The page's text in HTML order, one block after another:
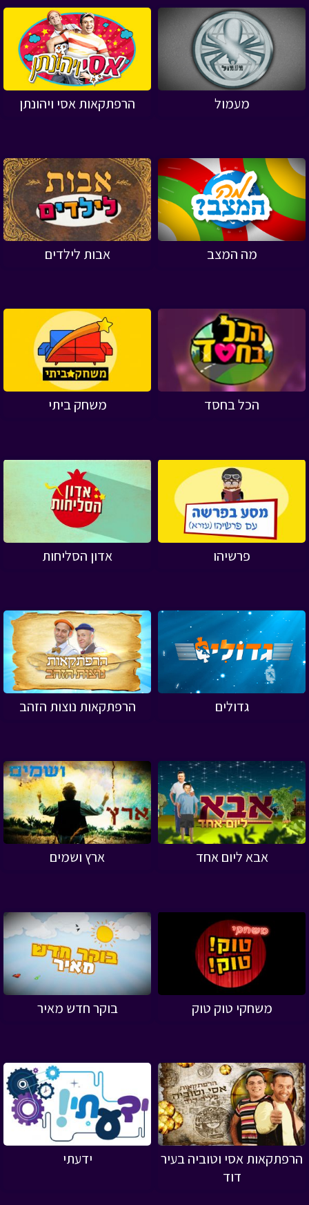
מעמול הרפתקאות אסי ויהונתן
מה המצב אבות לילדים
הכל בחסד משחק ביתי
פרשיהו אדון הסליחות
גדולים הרפתקאות נוצות הזהב
אבא ליום אחד ארץ ושמים
משחקי טוק טוק בוקר חדש מאיר
הרפתקאות אסי וטוביה בעיר
דוד
ידעתי